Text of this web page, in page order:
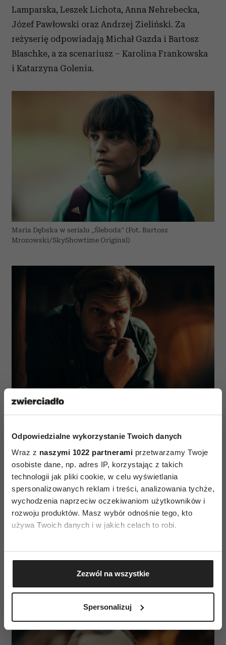
Odpowiedzialne wykorzystanie Twoich danych
Wraz z naszymi 1022 partnerami przetwarzamy Twoje
osobiste dane, np. adres IP, korzystając z takich
technologii jak pliki cookie, w celu wyświetlania
spersonalizowanych reklam i treści, analizowania tychże,
wychodzenia naprzeciw oczekiwaniom użytkowników i
rozwoju produktów. Masz wybór odnośnie tego, kto
używa Twoich danych i w jakich celach to robi.
Jeśli wyrazisz na to zgodę, chcielibyśmy również:
Gromadzić dane dotyczące Twojej lokalizacji
geograficznej z dokładnością nawet do kilku metrów
Identyfikować Twoje urządzenie, aktywnie
(fingerprinting, czyli wirtualny odcisk palca)
dane są przetwarzane oraz ustaw własne preferencje w
Zezwól na wszystkie
Spersonalizuj
Lamparska, Leszek Lichota, Anna Nehrebecka,
Józef Pawłowski oraz Andrzej Zieliński. Za
reżyserię odpowiadają Michał Gazda i Bartosz
Blaschke, a za scenariusz – Karolina Frankowska
i Katarzyna Golenia.
Maria Dębska w serialu „Śleboda” (Fot. Bartosz
Mrozowski/SkyShowtime Original)
Piotr Pacek w serialu „Śleboda” (Fot. Bartosz
Mrozowski/SkyShowtime Original)
Andrzej Chyra w serialu „Śleboda” (Fot. Bartosz
Mrozowski/SkyShowtime Original)